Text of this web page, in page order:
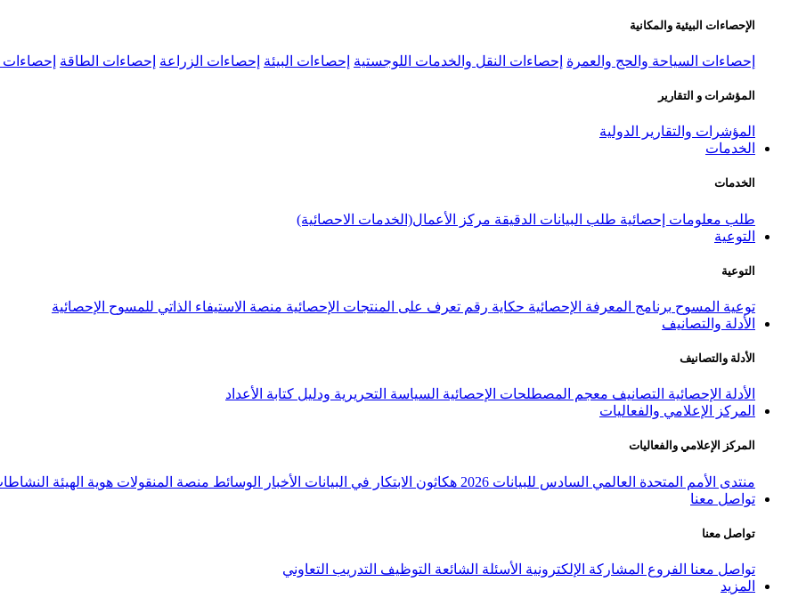
الإحصاءات البيئية والمكانية
إحصاءات السياحة والحج والعمرة إحصاءات النقل والخدمات اللوجستية إحصاءات البيئة إحصاءات الزراعة إحصاءات الطاقة إحصاءات
المؤشرات و التقارير
المؤشرات والتقارير الدولية
الخدمات
الخدمات
طلب معلومات إحصائية طلب البيانات الدقيقة مركز الأعمال(الخدمات الاحصائية)
التوعية
التوعية
توعية المسوح برنامج المعرفة الإحصائية حكاية رقم تعرف على المنتجات الإحصائية منصة الاستيفاء الذاتي للمسوح الإحصائية
الأدلة والتصانيف
الأدلة والتصانيف
الأدلة الإحصائية التصانيف معجم المصطلحات الإحصائية السياسة التحريرية ودليل كتابة الأعداد
المركز الإعلامي والفعاليات
المركز الإعلامي والفعاليات
منتدى الأمم المتحدة العالمي السادس للبيانات 2026 هكاثون الابتكار في البيانات الأخبار الوسائط منصة المنقولات هوية الهيئة
تواصل معنا
تواصل معنا
تواصل معنا الفروع المشاركة الإلكترونية الأسئلة الشائعة التوظيف التدريب التعاوني
المزيد